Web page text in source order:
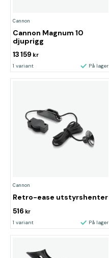
Cannon
Cannon Magnum 10
djuprigg
13 159 kr
1 variant På lager
Cannon
Retro-ease utstyrshenter
516 kr
1 variant På lager